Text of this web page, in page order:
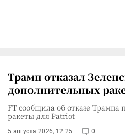
Трамп отказал
дополнительных
FT сообщила об отказе Трампа
ракеты для Patriot
5 августа 2026, 12:25 0